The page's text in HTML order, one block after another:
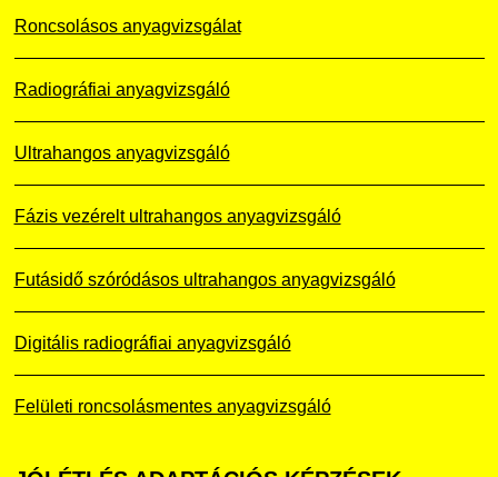
Roncsolásos anyagvizsgálat
Radiográfiai anyagvizsgáló
Ultrahangos anyagvizsgáló
Fázis vezérelt ultrahangos anyagvizsgáló
Futásidő szóródásos ultrahangos anyagvizsgáló
Digitális radiográfiai anyagvizsgáló
Felületi roncsolásmentes anyagvizsgáló